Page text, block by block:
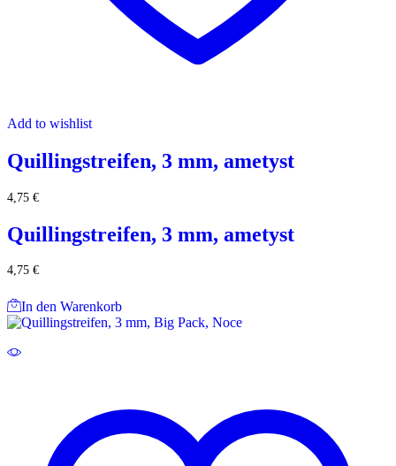
Add to wishlist
Quillingstreifen, 3 mm, ametyst
4,75 €
Quillingstreifen, 3 mm, ametyst
4,75 €
In den Warenkorb